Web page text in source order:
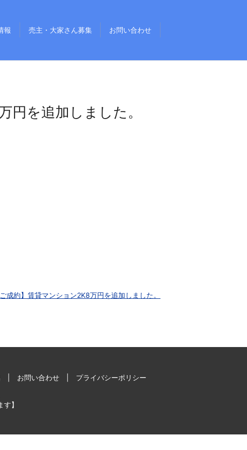
報 売主・大家さん募集 お問い合わせ
円を追加しました。
ご成約】賃貸マンション2K8万円を追加しました。
お問い合わせ プライバシーポリシー
】